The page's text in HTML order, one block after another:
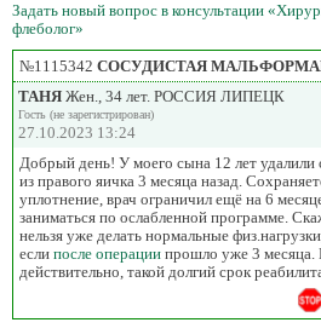
Задать новый вопрос в консультации
флеболог»
№1115342 СОСУДИСТАЯ
ТАНЯ Жен., 34 лет. РОССИЯ ЛИПЕЦК
Гость (не зарегистрирован)
27.10.2023 13:24
Добрый день! У моего сына 12 лет
из правого яичка 3 месяца назад.
уплотнение, врач ограничил ещё на 6
заниматься по ослабленной программе.
нельзя уже делать нормальные
если после операции прошло уже 3 месяца.
действительно, такой долгий срок